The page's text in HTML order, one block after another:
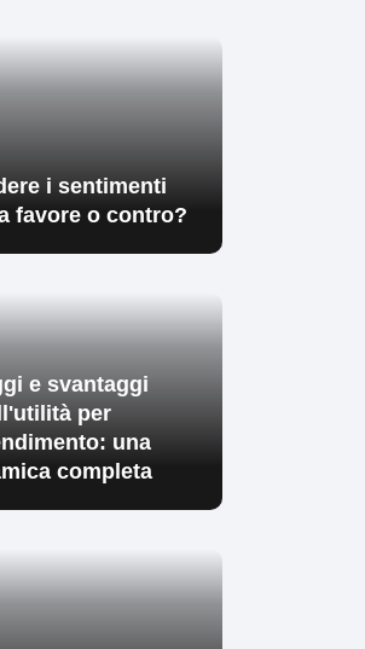
i sentimenti
favore o contro?
e svantaggi
per
una
completa